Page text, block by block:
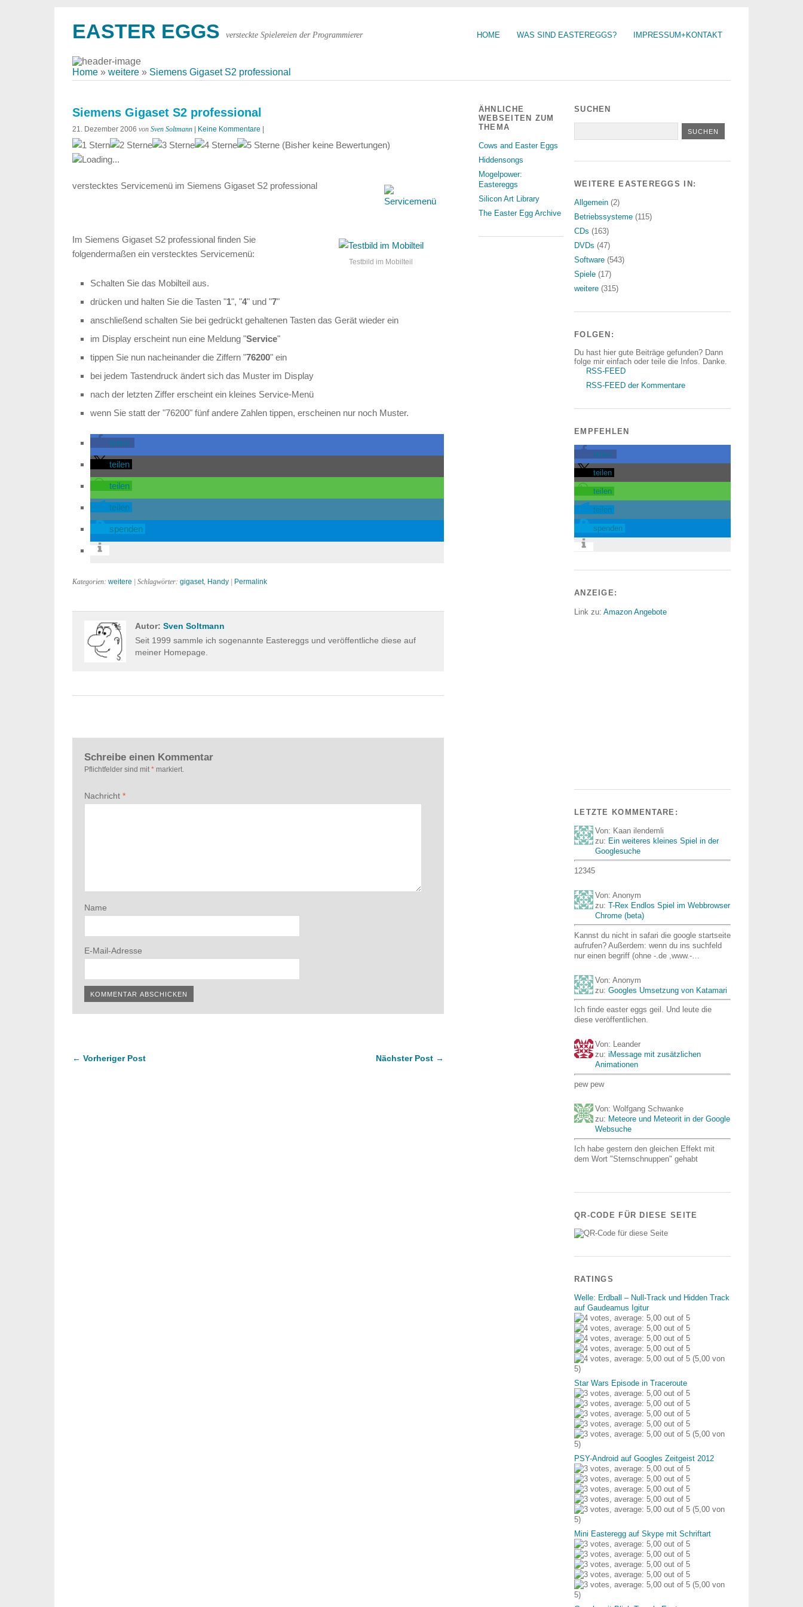
HOME WAS SIND EASTEREGGS? IMPRESSUM+KONTAKT
EASTER EGGS versteckte Spielereien der Programmierer
Home » weitere » Siemens Gigaset S2 professional
Siemens Gigaset S2 professional
21. Dezember 2006 von Sven Soltmann Keine Kommentare
(Bisher keine Bewertungen)
Loading...
verstecktes Servicemenü im Siemens Gigaset S2 professional
Testbild im Mobilteil
Im Siemens Gigaset S2 professional finden Sie
folgendermaßen ein verstecktes Servicemenü:
Schalten Sie das Mobilteil aus.
drücken und halten Sie die Tasten "1", "4" und "7"
anschließend schalten Sie bei gedrückt gehaltenen Tasten das Gerät wieder ein
im Display erscheint nun eine Meldung "Service"
tippen Sie nun nacheinander die Ziffern "76200" ein
bei jedem Tastendruck ändert sich das Muster im Display
nach der letzten Ziffer erscheint ein kleines Service-Menü
wenn Sie statt der "76200" fünf andere Zahlen tippen, erscheinen nur noch Muster.
teilen
teilen
teilen
teilen
spenden
Kategorien: weitere | Schlagwörter: gigaset, Handy Permalink
Autor: Sven Soltmann
Seit 1999 sammle ich sogenannte Eastereggs und veröffentliche diese auf
meiner Homepage.
Schreibe einen Kommentar
Pflichtfelder sind mit * markiert.
Nachricht *
Name
E-Mail-Adresse
← Vorheriger Post Nächster Post →
ÄHNLICHE
WEBSEITEN ZUM
THEMA
Cows and Easter Eggs
Hiddensongs
Mogelpower:
Eastereggs
Silicon Art Library
The Easter Egg Archive
SUCHEN
WEITERE EASTEREGGS IN:
Allgemein (2)
Betriebssysteme (115)
CDs (163)
DVDs (47)
Software (543)
Spiele (17)
weitere (315)
FOLGEN:
Du hast hier gute Beiträge gefunden? Dann
folge mir einfach oder teile die Infos. Danke.
RSS-FEED
RSS-FEED der Kommentare
EMPFEHLEN
teilen
teilen
teilen
teilen
spenden
ANZEIGE:
Link zu: Amazon Angebote
LETZTE KOMMENTARE:
Von: Kaan ilendemli
zu: Ein weiteres kleines Spiel in der
Googlesuche
12345
Von: Anonym
zu: T-Rex Endlos Spiel im Webbrowser
Chrome (beta)
Kannst du nicht in safari die google startseite
aufrufen? Außerdem: wenn du ins suchfeld
nur einen begriff (ohne -.de ,www.-…
Von: Anonym
zu: Googles Umsetzung von Katamari
Ich finde easter eggs geil. Und leute die
diese veröffentlichen.
Von: Leander
zu: iMessage mit zusätzlichen
Animationen
pew pew
Von: Wolfgang Schwanke
zu: Meteore und Meteorit in der Google
Websuche
Ich habe gestern den gleichen Effekt mit
dem Wort "Sternschnuppen" gehabt
QR-CODE FÜR DIESE SEITE
RATINGS
Welle: Erdball – Null-Track und Hidden Track
auf Gaudeamus Igitur
(5,00 von
5)
Star Wars Episode in Traceroute
(5,00 von
5)
PSY-Android auf Googles Zeitgeist 2012
(5,00 von
5)
Mini Easteregg auf Skype mit Schriftart
(5,00 von
5)